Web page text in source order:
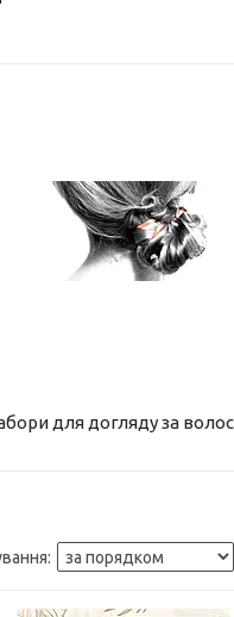
для догляду за